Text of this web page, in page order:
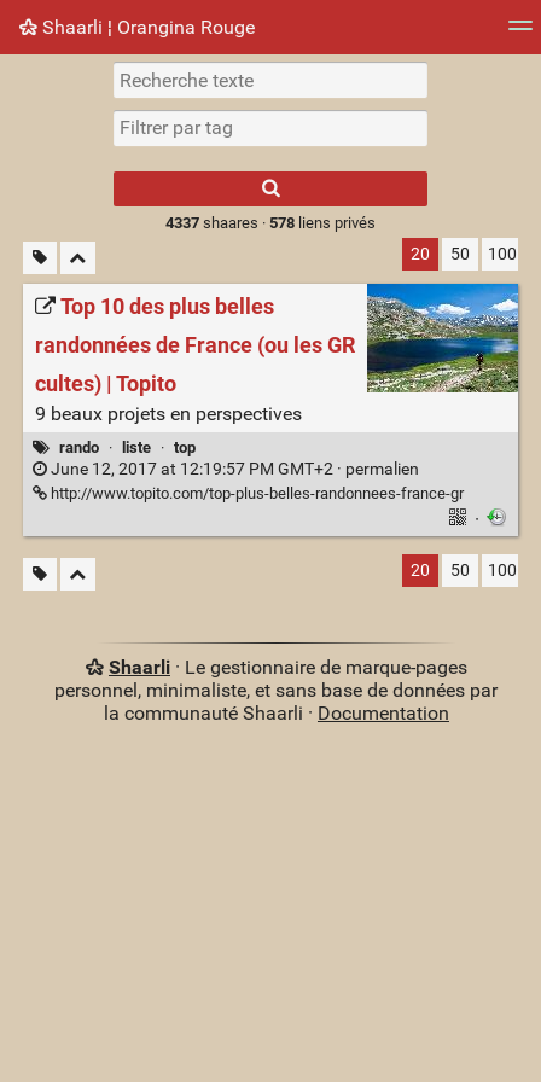
Shaarli ¦ Orangina Rouge
Nuage de tags Mur d'images
results.
4337shaares · 578liens privés
20 50 100
Top 10 des plus belles
randonnées de France (ou les GR
cultes) | Topito
9 beaux projets en perspectives
rando · liste · top
June 12, 2017 at 12:19:57 PM GMT+2 · permalien
http://www.topito.com/top-plus-belles-randonnees-france-gr
·
20 50 100
Shaarli· Le gestionnaire de marque-pages
personnel, minimaliste, et sans base de données par
la communauté Shaarli · Documentation